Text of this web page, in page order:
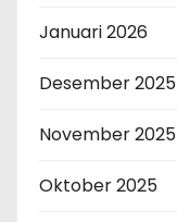
Januari 2026
Desember 2025
November 2025
Oktober 2025